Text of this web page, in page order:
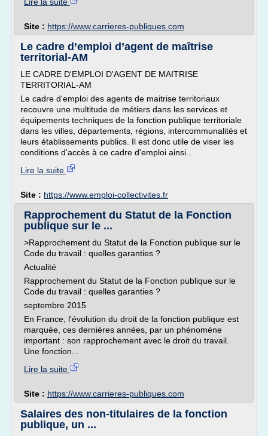
Site : https://www.carrieres-publiques.com
Le cadre d’emploi d’agent de maîtrise
territorial-AM
LE CADRE D'EMPLOI D'AGENT DE MAITRISE
TERRITORIAL-AM
Le cadre d'emploi des agents de maitrise territoriaux
recouvre une multitude de métiers dans les services et
équipements techniques de la fonction publique territoriale
dans les villes, départements, régions, intercommunalités et
leurs établissements publics. Il est donc utile de viser les
conditions d'accès à ce cadre d'emploi ainsi...
Lire la suite
Site : https://www.emploi-collectivites.fr
Rapprochement du Statut de la Fonction
publique sur le ...
>Rapprochement du Statut de la Fonction publique sur le
Code du travail : quelles garanties ?
Actualité
Rapprochement du Statut de la Fonction publique sur le
Code du travail : quelles garanties ?
septembre 2015
En France, l'évolution du droit de la fonction publique est
marquée, ces dernières années, par un phénomène
important : son rapprochement avec le droit du travail.
Une fonction...
Lire la suite
Site : https://www.carrieres-publiques.com
Salaires des non-titulaires de la fonction
publique, un ...